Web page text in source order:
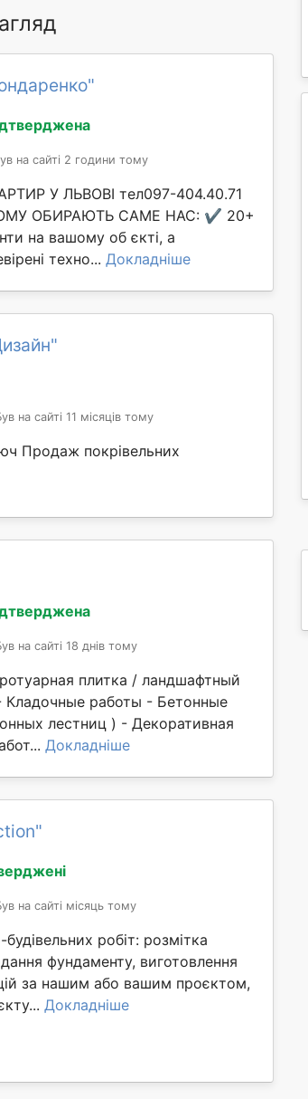
на сайті 2 години тому
У ЛЬВОВІ тел097-404.40.71
ОБИРАЮТЬ САМЕ НАС: ✔️ 20+
на вашому об єкті, а
техно... Докладніше
на сайті 11 місяців тому
Продаж покрівельних
на сайті 18 днів тому
плитка / ландшафтный
работы - Бетонные
лестниц ) - Декоративная
Докладніше
на сайті місяць тому
робіт: розмітка
фундаменту, виготовлення
за нашим або вашим проєктом,
Докладніше